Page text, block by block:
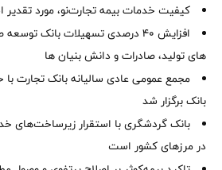
کیفیت خدمات بیمه تجارت‌نو، مورد تقدیر
افزایش 40 درصدی تسهیلات بانک
های تولید، صادرات و دانش بنیان ها
مجمع عمومی عادی سالیانه بانک تجارت
بانک برگزار شد
بانک گردشگری با استقرار زیرساخت‌های
در مرزهای کشور است